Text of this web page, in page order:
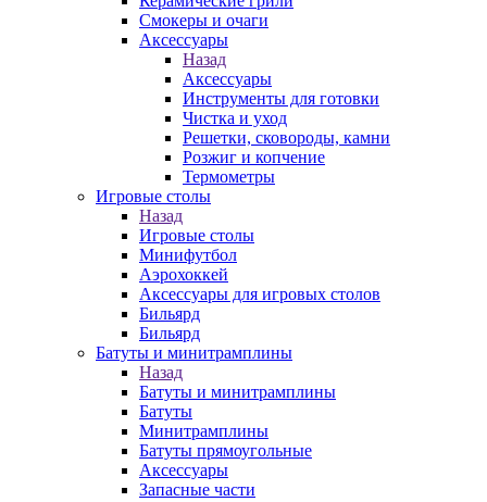
Смокеры и очаги
Аксессуары
Назад
Аксессуары
Инструменты для готовки
Чистка и уход
Решетки, сковороды, камни
Розжиг и копчение
Термометры
Игровые столы
Назад
Игровые столы
Минифутбол
Аэрохоккей
Аксессуары для игровых столов
Бильяpд
Бильяpд
Батуты и минитрамплины
Назад
Батуты и минитрамплины
Батуты
Минитрамплины
Батуты прямоугольные
Аксессуары
Запасные части